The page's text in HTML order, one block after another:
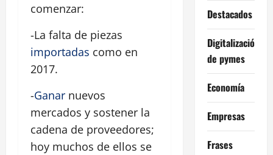
comenzar:
-La falta de piezas
importadas como en
2017.
-Ganar nuevos
mercados y sostener la
cadena de proveedores;
hoy muchos de ellos se
Destacados
Digitalización
de pymes
Economía
Empresas
Frases